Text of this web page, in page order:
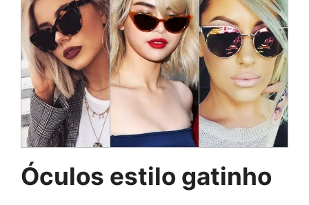
Óculos estilo gatinho